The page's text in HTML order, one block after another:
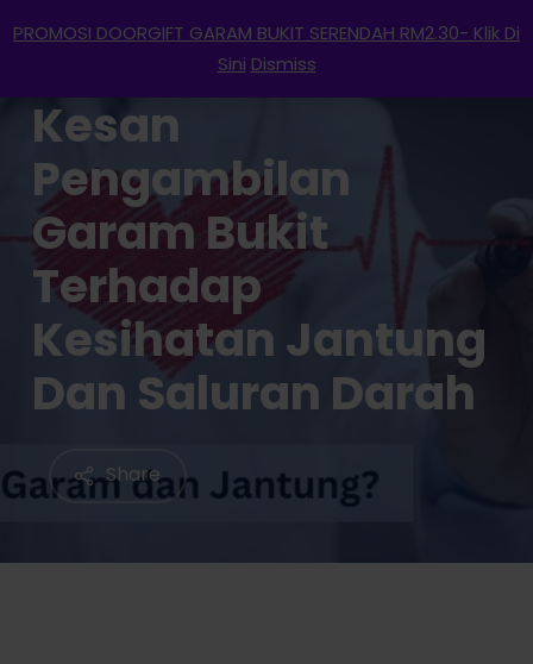
PROMOSI DOORGIFT GARAM BUKIT SERENDAH RM2.30- Klik Di
Sini Dismiss
to
contentKesan
Pengambilan
Garam Bukit
Terhadap
Kesihatan Jantung
Dan Saluran Darah
Share